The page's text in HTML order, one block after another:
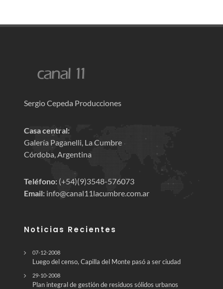
Sergio Cepeda Producciones
Casa central:
Galería Paganelli, La Cumbre
Córdoba, Argentina
Teléfono: (+54)(9)3548-576073
Email: info@canal11lacumbre.com.ar
Noticias Recientes
07-12-2008
Luego del censo, Capilla del Monte pasó a ser ciudad
29-10-2008
Plan integral de gestión de residuos sólidos urbanos